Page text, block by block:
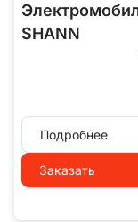
SHANN
Подробнее
Заказать